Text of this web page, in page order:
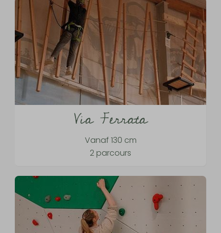
Via Ferrata
Vanaf 130 cm
2 parcours